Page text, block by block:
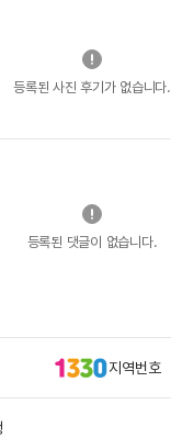
등록된 사진 후기가 없습니다.
등록된 댓글이 없습니다.
지역번호